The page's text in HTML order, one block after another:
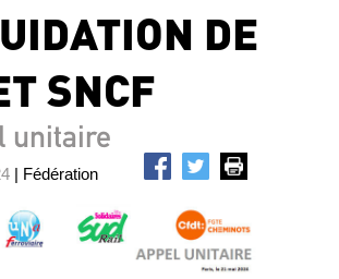
DE
SNCF
unitaire
| Fédération